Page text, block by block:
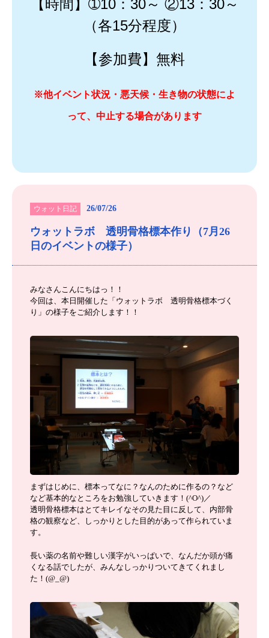
【時間】➀10：30～ ②13：30～
（各15分程度）
【参加費】無料
※他イベント状況・悪天候・生き物の状態によ
って、中止する場合があります
ウォット日記 26/07/26
ウォットラボ 透明骨格標本作り（7月26
日のイベントの様子）
みなさんこんにちはっ！！
今回は、本日開催した「ウォットラボ 透明骨格標本づく
り」の様子をご紹介します！！
まずはじめに、標本ってなに？なんのために作るの？など
など基本的なところをお勉強していきます！(^O^)／
透明骨格標本はとてキレイなその見た目に反して、内部骨
格の観察など、しっかりとした目的があって作られていま
す。
長い薬の名前や難しい漢字がいっぱいで、なんだか頭が痛
くなる話でしたが、みんなしっかりついてきてくれまし
た！(@_@)